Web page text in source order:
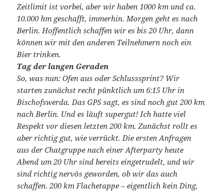
Zeitlimit ist vorbei, aber wir haben 1000 km und ca.
10.000 hm geschafft, immerhin. Morgen geht es nach
Berlin. Hoffentlich schaffen wir es bis 20 Uhr, dann
können wir mit den anderen Teilnehmern noch ein
Bier trinken.
Tag der langen Geraden
So, was nun: Ofen aus oder Schlusssprint? Wir
starten zunächst recht pünktlich um 6:15 Uhr in
Bischofswerda. Das GPS sagt, es sind noch gut 200 km
nach Berlin. Und es läuft supergut! Ich hatte viel
Respekt vor diesen letzten 200 km. Zunächst rollt es
aber richtig gut, wie verrückt. Die ersten Anfragen
aus der Chatgruppe nach einer Afterparty heute
Abend um 20 Uhr sind bereits eingetrudelt, und wir
sind richtig nervös geworden, ob wir das auch
schaffen. 200 km Flachetappe – eigentlich kein Ding,